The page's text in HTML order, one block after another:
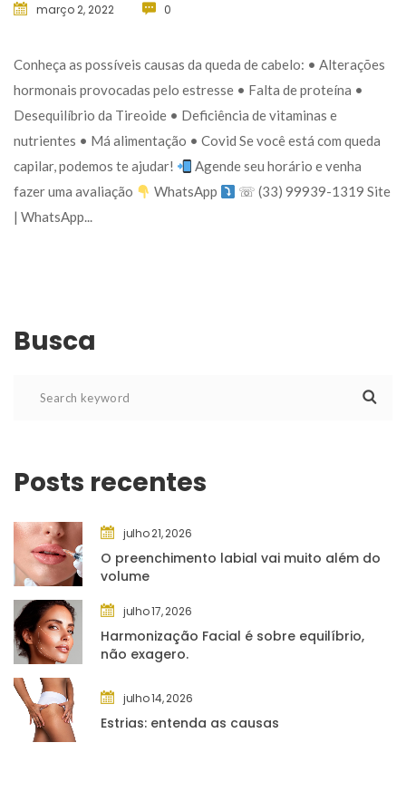
março 2, 2022 0
Conheça as possíveis causas da queda de cabelo: • Alterações
hormonais provocadas pelo estresse • Falta de proteína •
Desequilíbrio da Tireoide • Deficiência de vitaminas e
nutrientes • Má alimentação • Covid Se você está com queda
capilar, podemos te ajudar!
Agende seu horário e venha
fazer uma avaliação
WhatsApp
☏ (33) 99939-1319 Site
| WhatsApp...
Busca
Posts recente
julho 21, 2026
O preenchimento labial vai muito além do
volume
julho 17, 2026
Harmonização Facial é sobre equilíbrio,
não exagero.
julho 14, 2026
Estrias: entenda as causa